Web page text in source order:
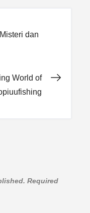
dan
World of
Required